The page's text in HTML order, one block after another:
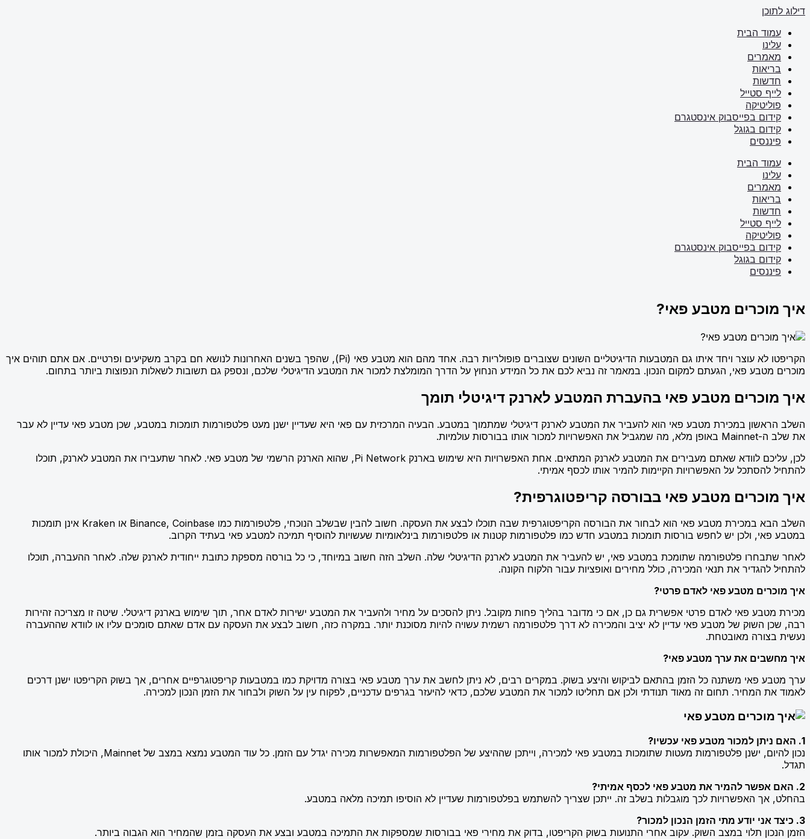
דילוג לתוכן
עמוד הבית
עלינו
מאמרים
בריאות
חדשות
לייף סטייל
פוליטיקה
קידום בפייסבוק אינסטגרם
קידום בגוגל
פיננסים
עמוד הבית
עלינו
מאמרים
בריאות
חדשות
לייף סטייל
פוליטיקה
קידום בפייסבוק אינסטגרם
קידום בגוגל
פיננסים
איך מוכרים מטבע פאי?
הקריפטו לא עוצר ויחד איתו גם המטבעות הדיגיטליים השונים שצוברים פופולריות רבה. אחד מהם הוא מטבע פאי (Pi), שהפך בשנים האחרונות לנושא חם בקרב משקיעים ופרטיים. אם אתם תוהים איך
מוכרים מטבע פאי, הגעתם למקום הנכון. במאמר זה נביא לכם את כל המידע הנחוץ על הדרך המומלצת למכור את המטבע הדיגיטלי שלכם, ונספק גם תשובות לשאלות הנפוצות ביותר בתחום.
איך מוכרים מטבע פאי בהעברת המטבע לארנק דיגיטלי תומך
השלב הראשון במכירת מטבע פאי הוא להעביר את המטבע לארנק דיגיטלי שמתמוך במטבע. הבעיה המרכזית עם פאי היא שעדיין ישנן מעט פלטפורמות תומכות במטבע, שכן מטבע פאי עדיין לא עבר
את שלב ה-Mainnet באופן מלא, מה שמגביל את האפשרויות למכור אותו בבורסות עולמיות.
לכן, עליכם לוודא שאתם מעבירים את המטבע לארנק המתאים. אחת האפשרויות היא שימוש בארנק Pi Network, שהוא הארנק הרשמי של מטבע פאי. לאחר שתעבירו את המטבע לארנק, תוכלו
להתחיל להסתכל על האפשרויות הקיימות להמיר אותו לכסף אמיתי.
איך מוכרים מטבע פאי בבורסה קריפטוגרפית?
השלב הבא במכירת מטבע פאי הוא לבחור את הבורסה הקריפטוגרפית שבה תוכלו לבצע את העסקה. חשוב להבין שבשלב הנוכחי, פלטפורמות כמו Binance, Coinbase או Kraken אינן תומכות
במטבע פאי, ולכן יש לחפש בורסות תומכות במטבע חדש כמו פלטפורמות קטנות או פלטפורמות בינלאומיות שעשויות להוסיף תמיכה למטבע פאי בעתיד הקרוב.
לאחר שתבחרו פלטפורמה שתומכת במטבע פאי, יש להעביר את המטבע לארנק הדיגיטלי שלה. השלב הזה חשוב במיוחד, כי כל בורסה מספקת כתובת ייחודית לארנק שלה. לאחר ההעברה, תוכלו
להתחיל להגדיר את תנאי המכירה, כולל מחירים ואופציות עבור הלקוח הקונה.
איך מוכרים מטבע פאי לאדם פרטי?
מכירת מטבע פאי לאדם פרטי אפשרית גם כן, אם כי מדובר בהליך פחות מקובל. ניתן להסכים על מחיר ולהעביר את המטבע ישירות לאדם אחר, תוך שימוש בארנק דיגיטלי. שיטה זו מצריכה זהירות
רבה, שכן השוק של מטבע פאי עדיין לא יציב והמכירה לא דרך פלטפורמה רשמית עשויה להיות מסוכנת יותר. במקרה כזה, חשוב לבצע את העסקה עם אדם שאתם סומכים עליו או לוודא שההעברה
נעשית בצורה מאובטחת.
איך מחשבים את ערך מטבע פאי?
ערך מטבע פאי משתנה כל הזמן בהתאם לביקוש והיצע בשוק. במקרים רבים, לא ניתן לחשב את ערך מטבע פאי בצורה מדויקת כמו במטבעות קריפטוגרפיים אחרים, אך בשוק הקריפטו ישנן דרכים
לאמוד את המחיר. תחום זה מאוד תנודתי ולכן אם תחליטו למכור את המטבע שלכם, כדאי להיעזר בגרפים עדכניים, לפקוח עין על השוק ולבחור את הזמן הנכון למכירה.
1. האם ניתן למכור מטבע פאי עכשיו?
נכון להיום, ישנן פלטפורמות מעטות שתומכות במטבע פאי למכירה, וייתכן שההיצע של הפלטפורמות המאפשרות מכירה יגדל עם הזמן. כל עוד המטבע נמצא במצב של Mainnet, היכולת למכור אותו
תגדל.
2. האם אפשר להמיר את מטבע פאי לכסף אמיתי?
בהחלט, אך האפשרויות לכך מוגבלות בשלב זה. ייתכן שצריך להשתמש בפלטפורמות שעדיין לא הוסיפו תמיכה מלאה במטבע.
3. כיצד אני יודע מתי הזמן הנכון למכור?
הזמן הנכון תלוי במצב השוק. עקוב אחרי התנועות בשוק הקריפטו, בדוק את מחירי פאי בבורסות שמספקות את התמיכה במטבע ובצע את העסקה בזמן שהמחיר הוא הגבוה ביותר.